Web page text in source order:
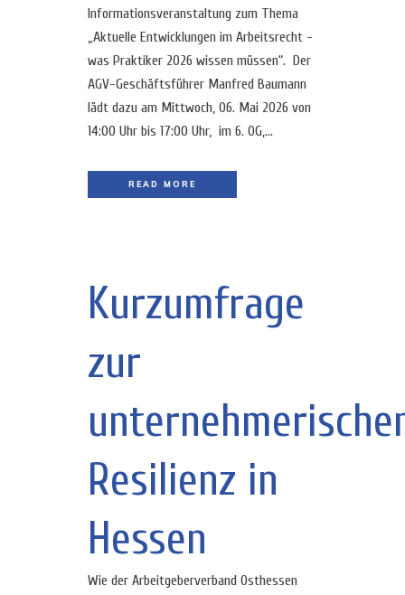
Informationsveranstaltung zum Thema
„Aktuelle Entwicklungen im Arbeitsrecht -
was Praktiker 2026 wissen müssen“. Der
AGV-Geschäftsführer Manfred Baumann
lädt dazu am Mittwoch, 06. Mai 2026 von
14:00 Uhr bis 17:00 Uhr, im 6. OG,...
READ MORE
Kurzumfrage
zur
Resilienz in
Hessen
Wie der Arbeitgeberverband Osthessen